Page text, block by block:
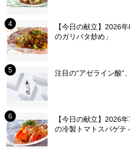
【今日の献立】2026
のガリバタ炒め」
注目の“アゼライン酸”
【今日の献立】2026
の冷製トマトスパゲテ